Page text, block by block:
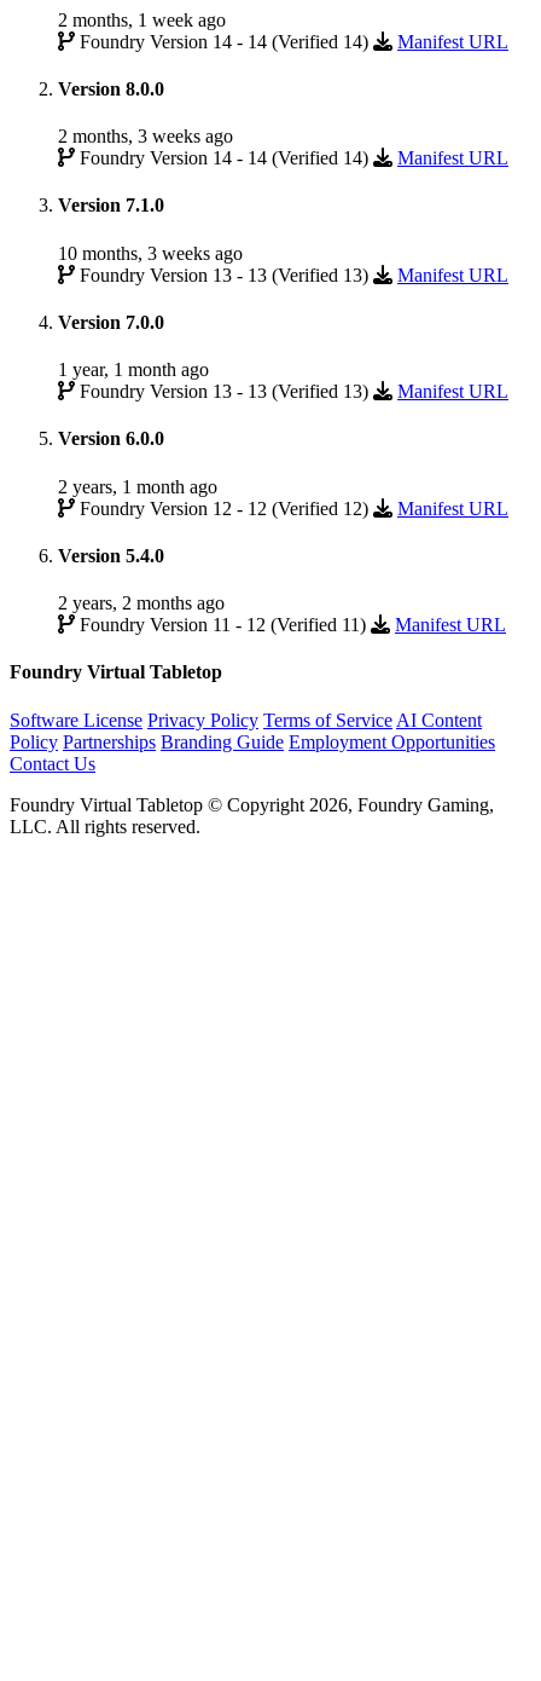
2 months, 1 week ago
Foundry Version 14 - 14 (Verified 14)
Manifest URL
Version 8.0.0
2 months, 3 weeks ago
Foundry Version 14 - 14 (Verified 14)
Manifest URL
Version 7.1.0
10 months, 3 weeks ago
Foundry Version 13 - 13 (Verified 13)
Manifest URL
Version 7.0.0
1 year, 1 month ago
Foundry Version 13 - 13 (Verified 13)
Manifest URL
Version 6.0.0
2 years, 1 month ago
Foundry Version 12 - 12 (Verified 12)
Manifest URL
Version 5.4.0
2 years, 2 months ago
Foundry Version 11 - 12 (Verified 11)
Manifest URL
Foundry Virtual Tabletop
Software License Privacy Policy Terms of Service AI Content
Policy Partnerships Branding Guide Employment Opportunities
Contact Us
Foundry Virtual Tabletop © Copyright 2026, Foundry Gaming,
LLC. All rights reserved.